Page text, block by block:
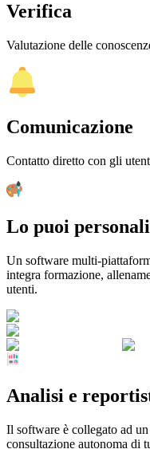
Verifica
Valutazione delle
Comunicazione
Contatto diretto con gli
Lo puoi
Un software multi-
integra formazione,
utenti.
Analisi e
Il software è collegato ad
consultazione autonoma di